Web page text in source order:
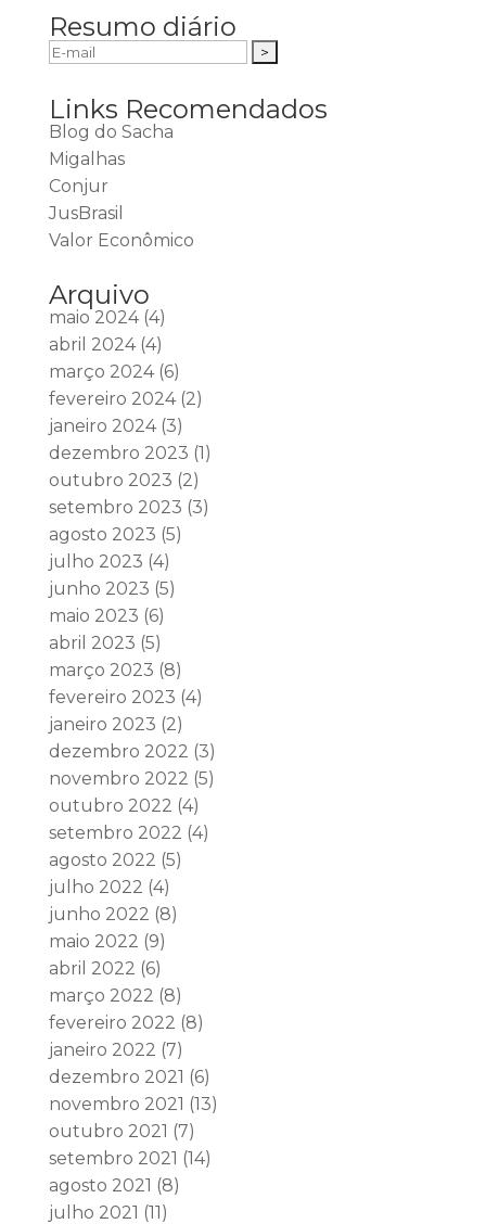
Resumo diário
Links Recomendados
Blog do Sacha
Migalhas
Conjur
JusBrasil
Valor Econômico
Arquivo
maio 2024(4)
abril 2024(4)
março 2024(6)
fevereiro 2024(2)
janeiro 2024(3)
dezembro 2023 (1)
outubro 2023 (2)
setembro 2023 (3)
agosto 2023 (5)
julho 2023 (4)
junho 2023 (5)
maio 2023 (6)
abril 2023 (5)
março 2023 (8)
fevereiro 2023 (4)
janeiro 2023 (2)
dezembro 2022 (3)
novembro 2022 (5)
outubro 2022 (4)
setembro 2022 (4)
agosto 2022 (5)
julho 2022 (4)
junho 2022 (8)
maio 2022 (9)
abril 2022 (6)
março 2022 (8)
fevereiro 2022 (8)
janeiro 2022 (7)
dezembro 2021 (6)
novembro 2021 (13)
outubro 2021 (7)
setembro 2021 (14)
agosto 2021 (8)
julho 2021 (11)